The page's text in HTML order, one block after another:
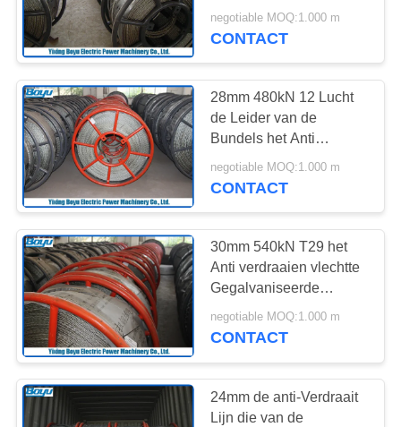
Staalkabel voor
Luchttransmissielijn
negotiable MOQ:1.000 m
CONTACT
28mm 480kN 12 Lucht
de Leider van de
Bundels het Anti
verdraaide
Gegalvaniseerde
negotiable MOQ:1.000 m
CONTACT
30mm 540kN T29 het
Anti verdraaien vlechtte
Gegalvaniseerde
Staalkabellijn die
Techniek vastbinden
negotiable MOQ:1.000 m
CONTACT
24mm de anti-Verdraait
Lijn die van de